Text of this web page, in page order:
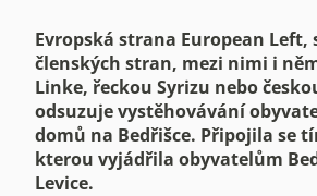
Evropská strana European Left,
členských stran, mezi nimi i
Linke, řeckou Syrizu nebo
odsuzuje vystěhovávání
domů na Bedřišce. Připojila se
kterou vyjádřila obyvatelům
Levice.